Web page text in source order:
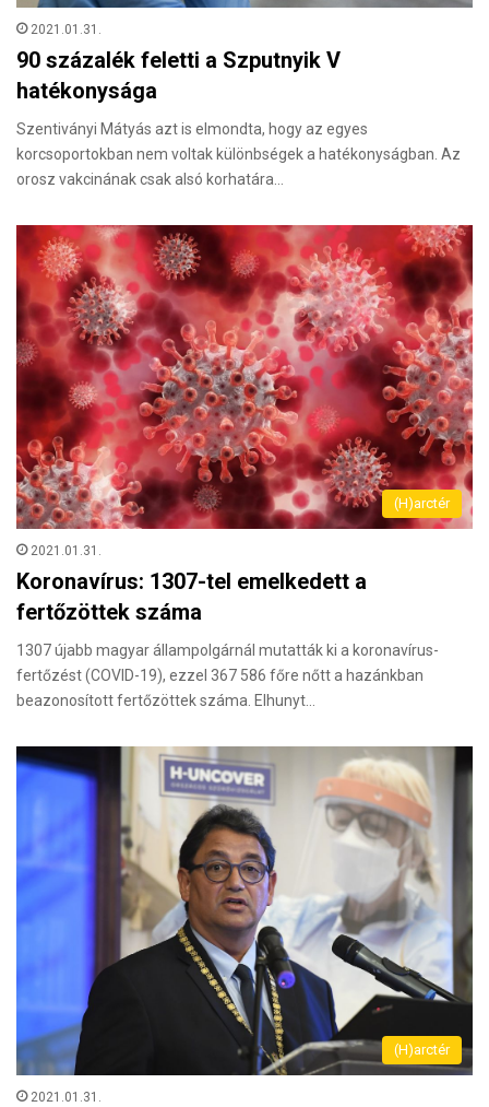
2021.01.31.
90 százalék feletti a Szputnyik V
hatékonysága
Szentiványi Mátyás azt is elmondta, hogy az egyes
korcsoportokban nem voltak különbségek a hatékonyságban. Az
orosz vakcinának csak alsó korhatára…
(H)arctér
2021.01.31.
Koronavírus: 1307-tel emelkedett a
fertőzöttek száma
1307 újabb magyar állampolgárnál mutatták ki a koronavírus-
fertőzést (COVID-19), ezzel 367 586 főre nőtt a hazánkban
beazonosított fertőzöttek száma. Elhunyt…
(H)arctér
2021.01.31.